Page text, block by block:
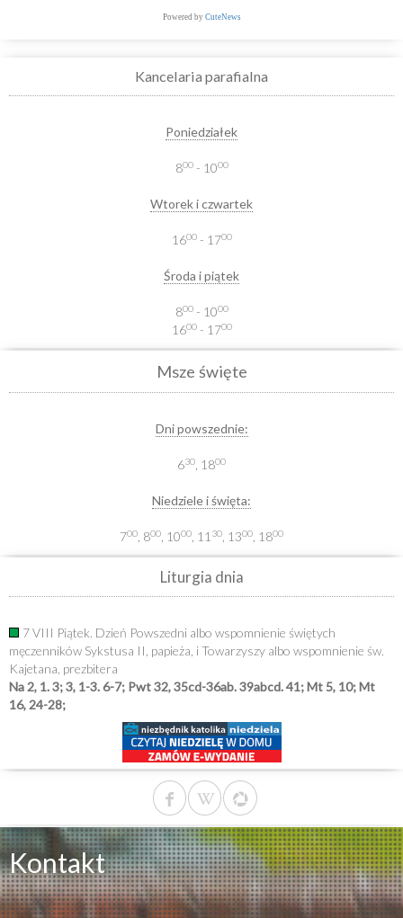
Powered by CuteNews
Kancelaria parafialna
Poniedziałek
800- 1000
Wtorek i czwartek
1600- 1700
Środa i piątek
800- 1000
1600- 1700
Msze święte
Dni powszednie:
630 , 1800
Niedziele i święta:
700 , 800 , 1000 , 11 30 , 1300 , 1800
Liturgia dnia
7 VIII Piątek. Dzień Powszedni albo wspomnienie świętych
męczenników Sykstusa II, papieża, i Towarzyszy albo wspomnienie św.
Kajetana, prezbitera
Na 2, 1. 3; 3, 1-3. 6-7; Pwt 32, 35cd-36ab. 39abcd. 41; Mt 5, 10; Mt
16, 24-28;
Kontakt